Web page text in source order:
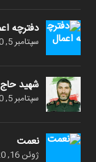
دفترچه
سپتامبر 5, 2020
شهید
سپتامبر 5, 2020
نعمت
ژوئن 16, 2020